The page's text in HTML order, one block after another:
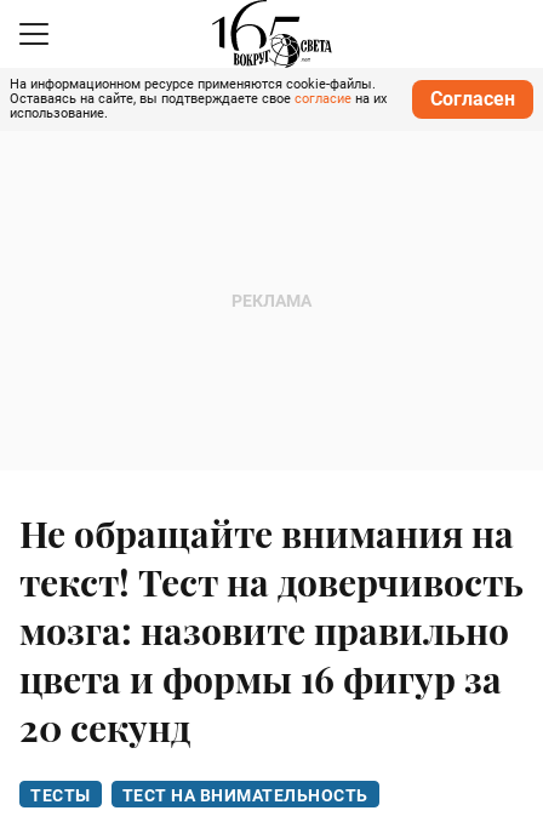
На информационном ресурсе применяются cookie-файлы.
Оставаясь на сайте, вы подтверждаете свое согласие на их
использование.
Согласен
Не обращайте внимания на
текст! Тест на доверчивость
мозга: назовите правильно
цвета и формы 16 фигур за
20 секунд
ТЕСТЫ ТЕСТ НА ВНИМАТЕЛЬНОСТЬ